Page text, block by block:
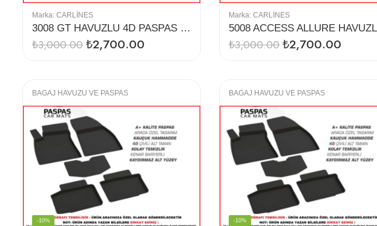
Marka: CARLINES
3008 GT HAVUZLU 4D PASPAS (2016-2019)
₺3,000.00₺2,700.00
Marka: CARLINES
₺3,000.00₺2,700.00
BAGAJ HAVUZU VE PASPAS
-10%
BAGAJ HAVUZU VE PASPAS
-10%